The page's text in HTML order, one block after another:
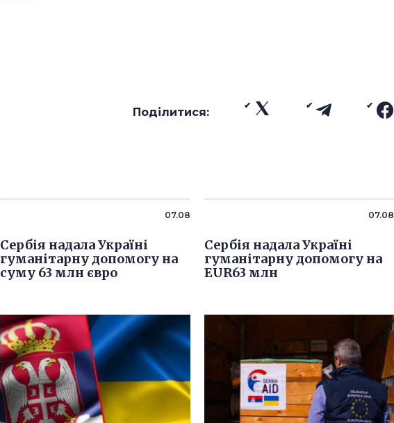
Поділитися:
07.08
Сербія надала Україні
гуманітарну допомогу на
суму 63 млн євро
07.08
Сербія надала Україні
гуманітарну допомогу на
EUR63 млн